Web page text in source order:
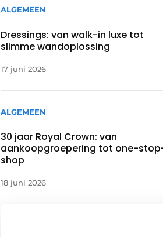
ALGEMEEN
Dressings: van walk-in luxe tot
slimme wandoplossing
17 juni 2026
ALGEMEEN
30 jaar Royal Crown: van
aankoopgroepering tot one-
shop
18 juni 2026